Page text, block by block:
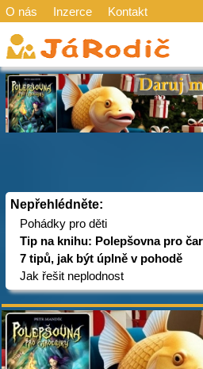
O nás Inzerce Kontakt
Nepřehlédněte:
Pohádky pro děti
Tip na knihu: Polepšovna pro
7 tipů, jak být úplně v pohodě
Jak řešit neplodnost